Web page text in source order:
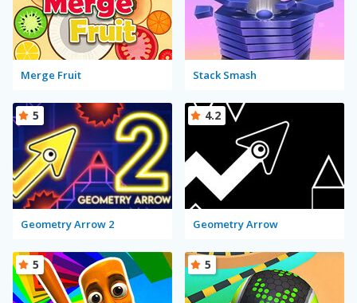
Merge Fruit Stack Smash
Geometry Arrow 2
5
Geometry Arrow
4.2
5 5